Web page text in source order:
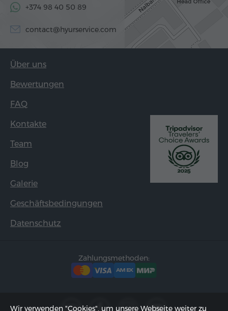
+374 98 40 50 89
contact@hyurservice.com
Über uns
Bewertungen
FAQ
Kontakte
Team
Blog
Galerie
Geschäftsbedingungen
Datenschutz
Zahlungsmethoden:
Wir verwenden "Cookies", um unsere Webseite weiter zu